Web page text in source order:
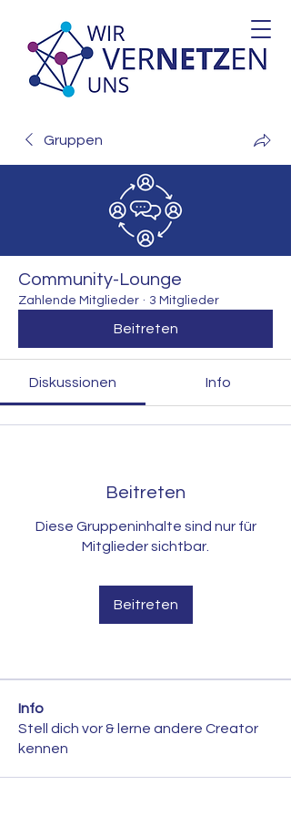
Gruppen
Community-Lounge
Zahlende Mitglieder · 3 Mitglieder
Beitreten
Diskussionen Info
Beitreten
Diese Gruppeninhalte sind nur für
Mitglieder sichtbar.
Beitreten
Info
Stell dich vor & lerne andere Creator
kennen